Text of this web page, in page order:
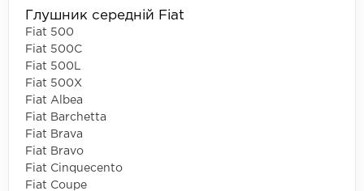
Глушник середній Fiat
Fiat 500
Fiat 500C
Fiat 500L
Fiat 500X
Fiat Albea
Fiat Barchetta
Fiat Brava
Fiat Bravo
Fiat Cinquecento
Fiat Coupe